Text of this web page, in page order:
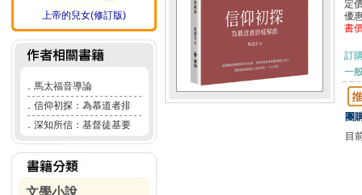
上帝的兒女(修訂版)
． 馬太福音導論
． 信仰初探：為慕道者排
． 深知所信：基督徒基要
文學小說
定
優
書
訂
一
團
目